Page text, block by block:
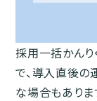
採用一括かん
で、導入直後
な場合もありま